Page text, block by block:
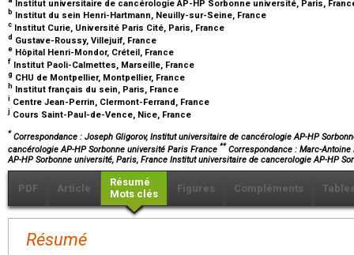
Institut universitaire de cancérologie AP-HP Sorbonne université, Paris,
b Institut du sein Henri-Hartmann, Neuilly-sur-Seine, France
c Institut Curie, Université Paris Cité, Paris, France
d Gustave-Roussy, Villejuif, France
e Hôpital Henri-Mondor, Créteil, France
f Institut Paoli-Calmettes, Marseille, France
g CHU de Montpellier, Montpellier, France
h Institut français du sein, Paris, France
i Centre Jean-Perrin, Clermont-Ferrand, France
j Cours Saint-Paul-de-Vence, Nice, France
* Correspondance : Joseph Gligorov, Institut universitaire de cancérologie AP-HP
cancérologie AP-HP Sorbonne université Paris France ** Correspondance : Marc-Antoine
AP-HP Sorbonne université, Paris, France Institut universitaire de cancerologie AP-HP
PDF Article
Résumé
Mots clés
Figures Compléments
Résumé